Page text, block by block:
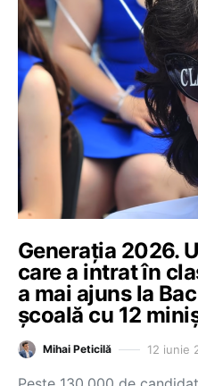
Generația 2026.
care a intrat în
a mai ajuns la
școală cu 12
Mihai Peticilă 12 iunie